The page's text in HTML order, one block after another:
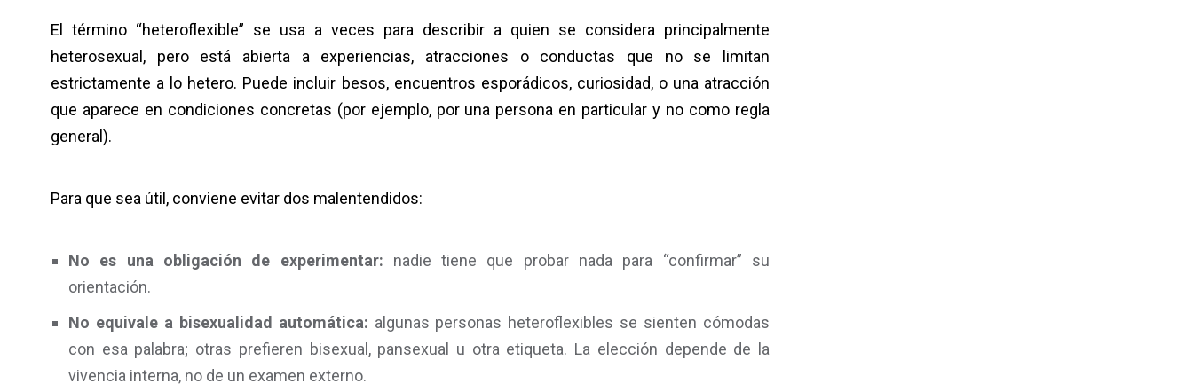
El término “heteroflexible” se usa a veces para describir a quien se considera principalmente
heterosexual, pero está abierta a experiencias, atracciones o conductas que no se limitan
estrictamente a lo hetero. Puede incluir besos, encuentros esporádicos, curiosidad, o una atracción
que aparece en condiciones concretas (por ejemplo, por una persona en particular y no como regla
general).
Para que sea útil, conviene evitar dos malentendidos:
No es una obligación de experimentar: nadie tiene que probar nada para “confirmar” su
orientación.
No equivale a bisexualidad automática: algunas personas heteroflexibles se sienten cómodas
con esa palabra; otras prefieren bisexual, pansexual u otra etiqueta. La elección depende de la
vivencia interna, no de un examen externo.